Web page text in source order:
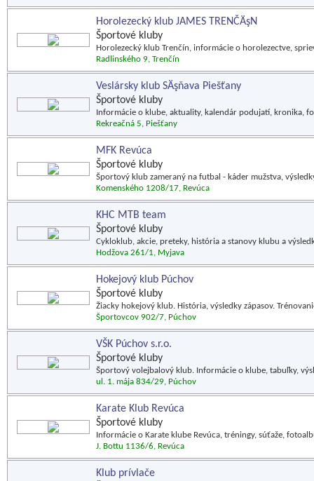
Horolezecký klub JAMES TRENČÄşN
Športové kluby
Horolezecký klub Trenčín, informácie o horolezectve,
Radlinského 9, Trenčín
Veslársky klub SÄşňava Piešťany
Športové kluby
Informácie o klube, aktuality, kalendár podujatí, kronika,
Rekreačná 5, Piešťany
MFK Revúca
Športové kluby
Športový klub zameraný na futbal - káder mužstva,
Komenského 1208/17, Revúca
KHC MTB team
Športové kluby
Cykloklub, akcie, preteky, história a stanovy klubu a
Hodžova 261/1, Myjava
Hokejový klub Púchov
Športové kluby
Žiacky hokejový klub. História, výsledky zápasov.
Športovcov 902/7, Púchov
VŠK Púchov s.r.o.
Športové kluby
Športový volejbalový klub. Informácie o klube, tabuľky,
ul. 1. mája 834/29, Púchov
Karate Klub Revúca
Športové kluby
Informácie o Karate klube Revúca, tréningy, súťaže,
J. Bottu 1136/6, Revúca
Klub prívlače